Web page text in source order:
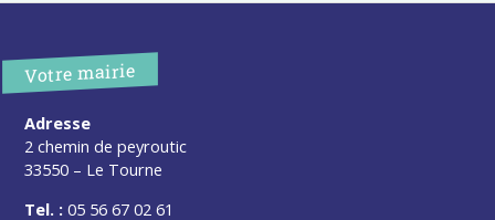
Votre mairie
Adresse
2 chemin de peyroutic
33550 – Le Tourne
Tel. : 05 56 67 02 61